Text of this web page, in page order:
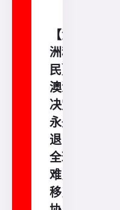
【澳
洲移
民】
澳洲
决定
永久
退出
全球
难民
移民